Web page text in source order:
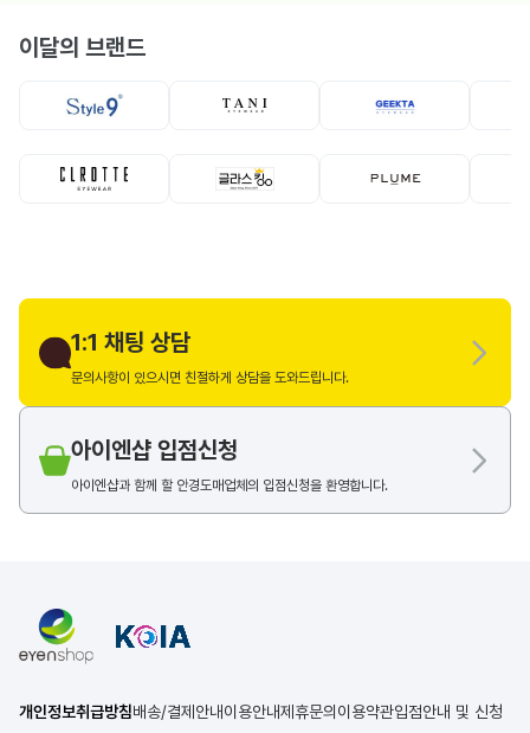
뿔테 메탈테
이달의 브랜드
1:1 채팅 상담
문의사항이 있으시면 친절하게 상담을 도와드립니다.
아이엔샵 입점신청
아이엔샵과 함께 할 안경도매업체의 입점신청을 환영합니다.
개인정보취급방침배송/결제안내이용안내제휴문의 이용약관입점안내 및 신청